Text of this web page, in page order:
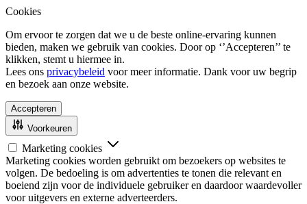
Cookies
Om ervoor te zorgen dat we u de beste online-ervaring kunnen
bieden, maken we gebruik van cookies. Door op ‘’Accepteren’’ te
klikken, stemt u hiermee in.
Lees ons privacybeleid voor meer informatie. Dank voor uw begrip
en bezoek aan onze website.
Accepteren
Voorkeuren
Marketing cookies
Marketing cookies worden gebruikt om bezoekers op websites te
volgen. De bedoeling is om advertenties te tonen die relevant en
boeiend zijn voor de individuele gebruiker en daardoor waardevoller
voor uitgevers en externe adverteerders.